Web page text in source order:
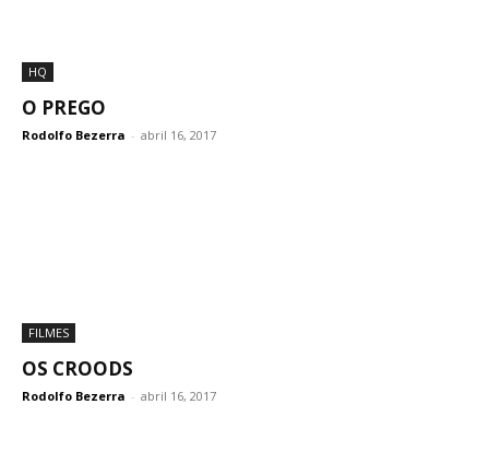
HQ
O PREGO
Rodolfo Bezerra - abril 16, 2017
FILMES
OS CROODS
Rodolfo Bezerra - abril 16, 2017